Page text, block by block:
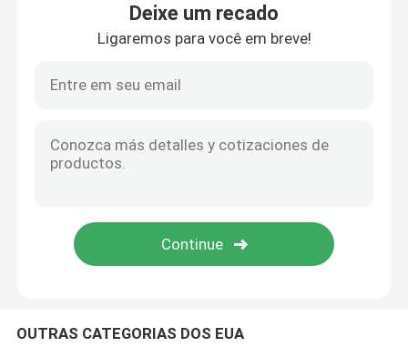
Deixe um recado
Ligaremos para você em breve!
OUTRAS CATEGORIAS DOS EUA